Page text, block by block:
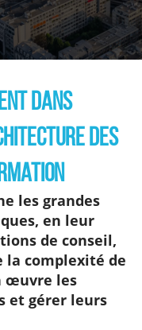
dans
des
les grandes
en leur
de conseil,
la complexité de
œuvre les
et gérer leurs